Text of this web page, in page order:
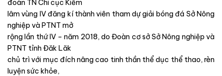
đoàn TN Chi cục Kiểm
lâm vùng IV đăng kí thành viên tham dự giải bóng đá Sở Nông
nghiệp và PTNT mở
rộng lần thứ IV – năm 2018, do Đoàn cơ sở Sở Nông nghiệp và
PTNT tỉnh Đăk Lăk
chủ trì với mục đích nâng cao tinh thần thể dục thể thao, rèn
luyện sức khỏe,